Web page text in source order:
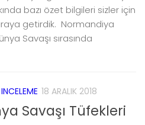
bazı özet bilgileri sizler için
getirdik. Normandiya
Savaşı sırasında
INCELEME 18 ARALIK 2018
Savaşı Tüfekleri